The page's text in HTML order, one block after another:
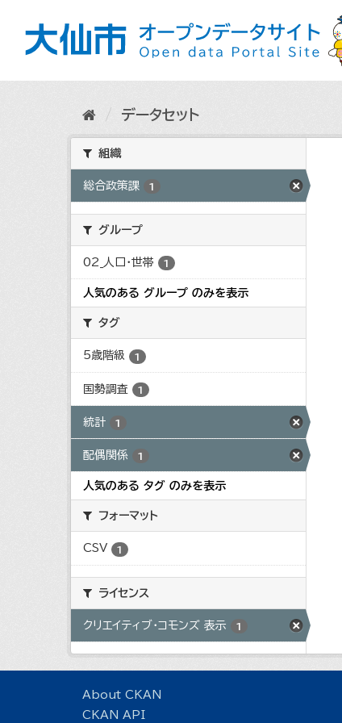
データセット
組織
総合政策課 1
グループ
02_人口・世帯 1
人気のある グループ のみを表示
タグ
5歳階級 1
国勢調査 1
統計 1
配偶関係 1
人気のある タグ のみを表示
フォーマット
CSV 1
ライセンス
クリエイティブ・コモンズ 表示 1
About CKAN
CKAN API